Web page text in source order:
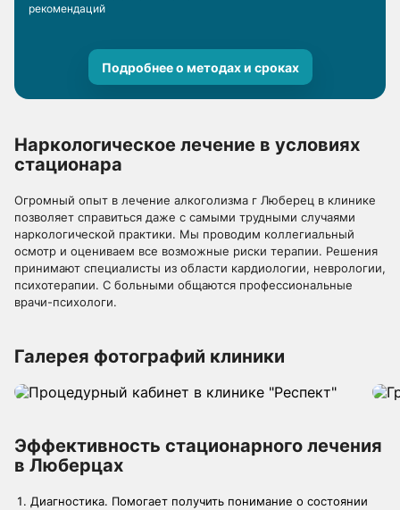
рекомендаций
Подробнее о методах и сроках
Наркологическое лечение в условиях
стационара
Огромный опыт в лечение алкоголизма г Люберец в клинике
позволяет справиться даже с самыми трудными случаями
наркологической практики. Мы проводим коллегиальный
осмотр и оцениваем все возможные риски терапии. Решения
принимают специалисты из области кардиологии, неврологии,
психотерапии. С больными общаются профессиональные
врачи-психологи.
Галерея фотографий клиники
Эффективность стационарного лечения
в Люберцах
Диагностика. Помогает получить понимание о состоянии